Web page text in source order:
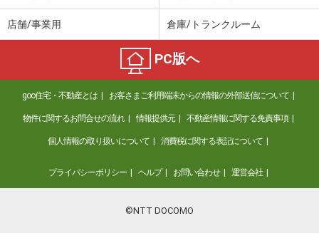
店舗/事業用 倉庫/トランクルーム
PC版へ
goo住宅・不動産とは お客さまご利用端末からの情報の外部送信について
物件に関するお問合せの流れ 情報提供元 不動産情報に関する免責事項
個人情報の取り扱いについて 消費税に関する表記について
プライバシーポリシー ヘルプ お問い合わせ 運営会社
©NTT DOCOMO